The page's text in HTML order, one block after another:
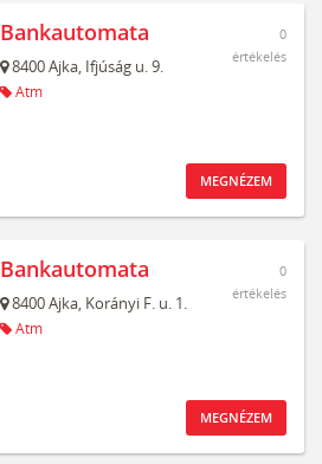
Bankautomata
8400Ajka, Ifjúság u. 9.
Atm
0
értékelés
MEGNÉZEM
Bankautomata
8400Ajka, Korányi F. u. 1.
Atm
0
értékelés
MEGNÉZEM